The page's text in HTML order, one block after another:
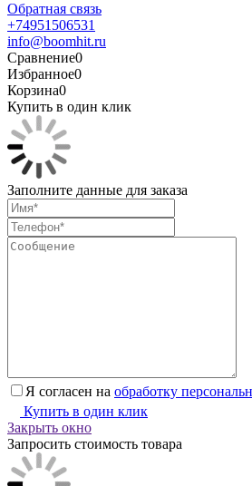
Обратная связь
+74951506531
info@boomhit.ru
Сравнение0
Избранное0
Корзина0
Купить в один клик
Заполните данные для заказа
Я согласен на обработку
Купить в один клик
Закрыть окно
Запросить стоимость товара